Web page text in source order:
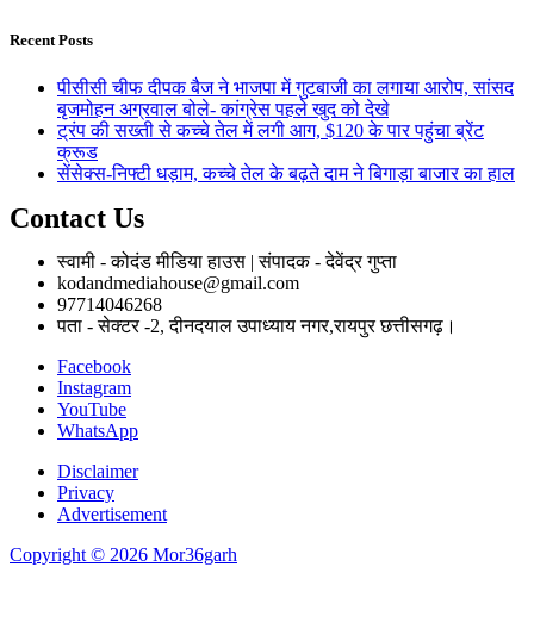
Recent Posts
पीसीसी चीफ दीपक बैज ने भाजपा में गुटबाजी का लगाया आरोप, सांसद
बृजमोहन अग्रवाल बोले- कांग्रेस पहले खुद को देखे
ट्रंप की सख्ती से कच्चे तेल में लगी आग, $120 के पार पहुंचा ब्रेंट
क्रूड
सेंसेक्स-निफ्टी धड़ाम, कच्चे तेल के बढ़ते दाम ने बिगाड़ा बाजार का हाल
Contact Us
स्वामी - कोदंड मीडिया हाउस | संपादक - देवेंद्र गुप्ता
kodandmediahouse@gmail.com
97714046268
पता - सेक्टर -2, दीनदयाल उपाध्याय नगर,रायपुर छत्तीसगढ़।
Facebook
Instagram
YouTube
WhatsApp
Disclaimer
Privacy
Advertisement
Copyright © 2026 Mor36garh